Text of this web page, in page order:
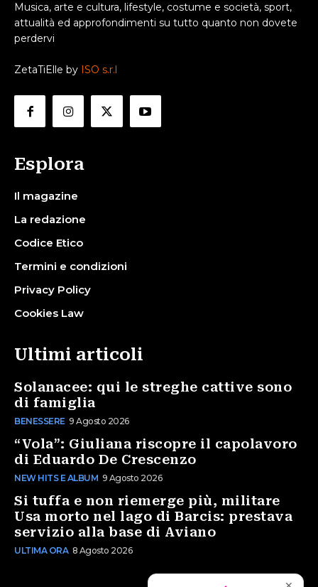
Musica, arte e cultura, lifestyle, costume e società, sport,
attualità ed approfondimenti su tutto quanto non dovete
perdervi
ZetaTiElle by ISO s.r.l
Esplora
Il magazine
La redazione
Codice Etico
Termini e condizioni
Privacy Policy
Cookies Law
Ultimi articoli
Solanacee: qui le streghe cattive sono
di famiglia
BENESSERE 9 Agosto 2026
“Vola”: Giuliana riscopre il capolavoro
di Eduardo De Crescenzo
NEW HITS E ALBUM 9 Agosto 2026
Si tuffa e non riemerge più, militare
Usa morto nel lago di Barcis: prestava
servizio alla base di Aviano
ULTIMA ORA 8 Agosto 2026